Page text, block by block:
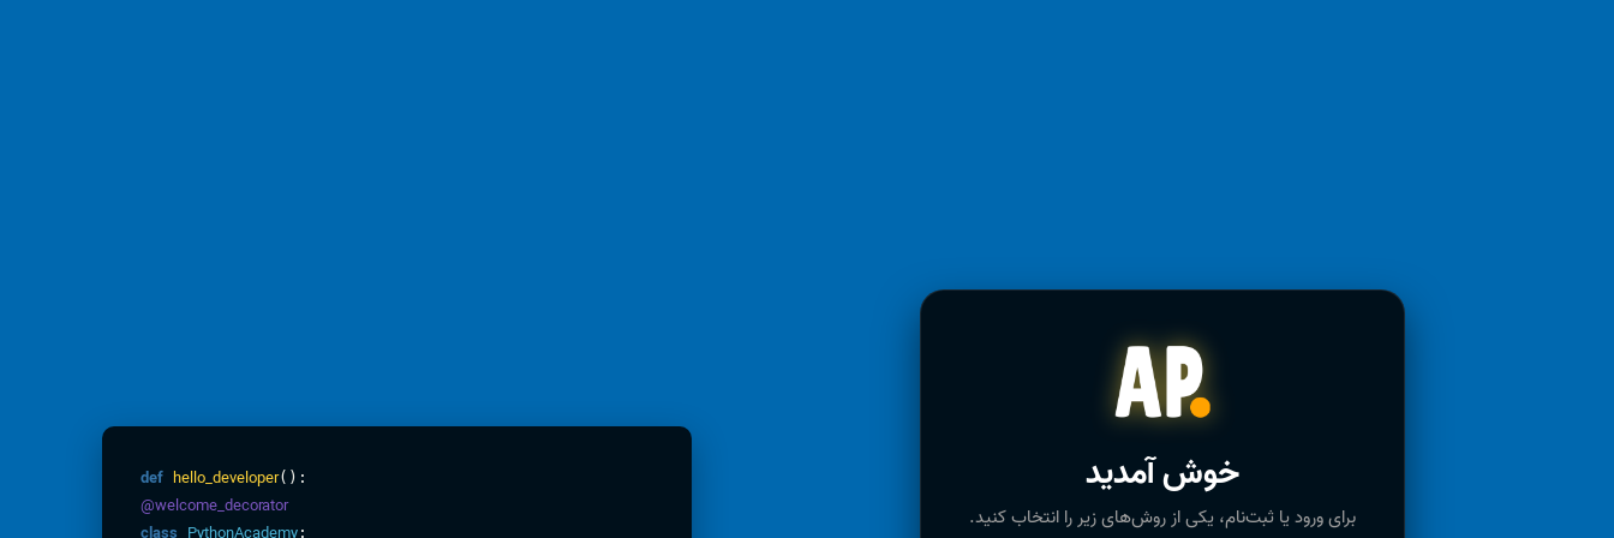
خوش آمدید
برای ورود یا ثبت‌نام، یکی از روش‌های زیر را انتخاب کنید.
def hello_developer():
@welcome_decorator
: